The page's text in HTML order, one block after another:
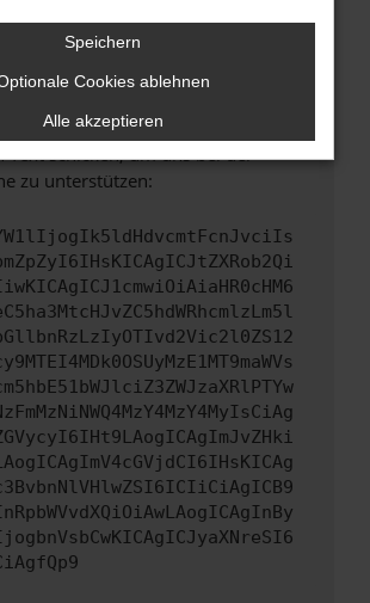
an den Webseitenbetreiber.
oben genannten Schritte versucht
das Problem zu beheben. Du kannst
Text schicken, um uns bei der
zu unterstützen:
Speichern
Cookies ablehnen
Alle akzeptieren